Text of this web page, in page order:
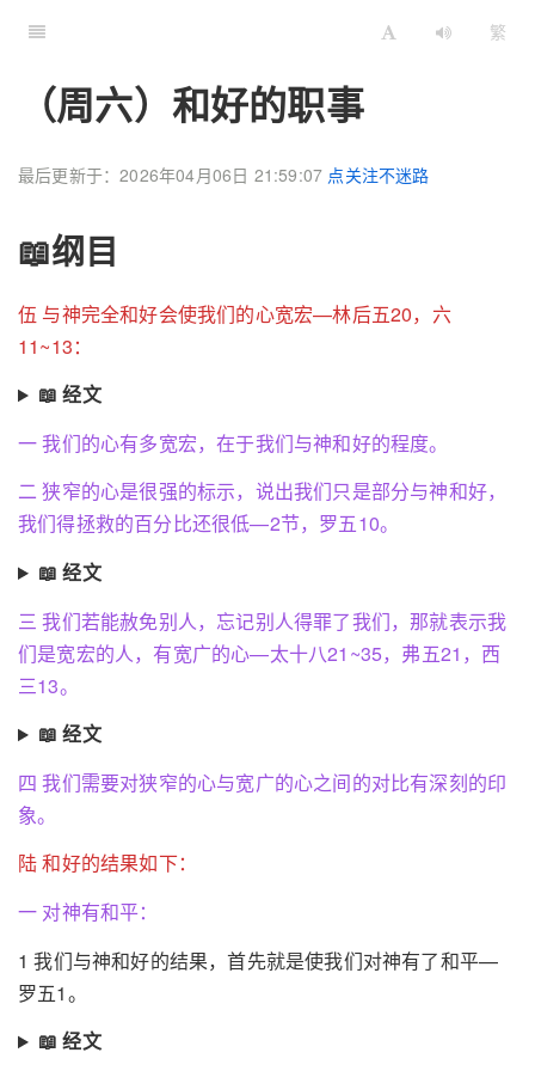
繁
（周六）和好的职事
最后更新于：2026年04月06日 21:59:07 点关注不迷路
📖纲目
伍 与神完全和好会使我们的心宽宏—林后五20，六
11~13：
📖 经文
一 我们的心有多宽宏，在于我们与神和好的程度。
二 狭窄的心是很强的标示，说出我们只是部分与神和好，
我们得拯救的百分比还很低—2节，罗五10。
📖 经文
三 我们若能赦免别人，忘记别人得罪了我们，那就表示我
们是宽宏的人，有宽广的心—太十八21~35，弗五21，西
三13。
📖 经文
四 我们需要对狭窄的心与宽广的心之间的对比有深刻的印
象。
陆 和好的结果如下：
一 对神有和平：
1 我们与神和好的结果，首先就是使我们对神有了和平—
罗五1。
📖 经文